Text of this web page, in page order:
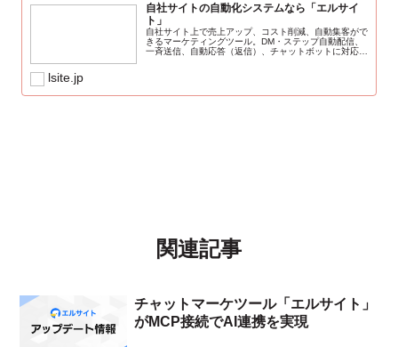
自社サイトの自動化システムなら「エルサイ
ト」
自社サイト上で売上アップ、コスト削減、自動集客がで
きるマーケティングツール。DM・ステップ自動配信、
一斉送信、自動応答（返信）、チャットボットに対応。
lsite.jp
関連記事
チャットマーケツール「エルサイト」
がMCP接続でAI連携を実現